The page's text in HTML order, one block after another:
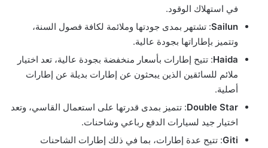
في استهلاك الوقود.
Sailun: تشتهر بمدى جودتها وملائمة لكافة فصول السنة،
وتتميز بإطاراتها بجودة عالية.
Haida: تتيح إطارات بأسعار منخفضة بجودة عالية، تعد اختيار
ملائم للسائقين الذين يبحثون عن إطارات بديلة عن إطارات
أصلية.
Double Star: تتميز بمدى قدرتها على استعمال القاسي، وتعد
اختيار جيد لسيارات الدفع رباعي وشاحنات.
Giti: تتيح عدة إطارات، بما في ذلك إطارات الشاحنات